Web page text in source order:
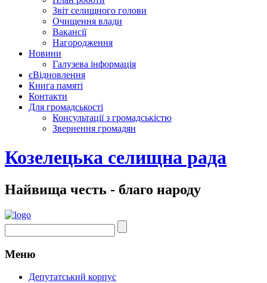
Звіт селищного голови
Очищення влади
Вакансії
Нагородження
Новини
Галузева інформація
єВідновлення
Книга памяті
Контакти
Для громадськості
Консультації з громадськістю
Звернення громадян
Козелецька селищна рада
Найвища честь - благо народу
Меню
Депутатський корпус